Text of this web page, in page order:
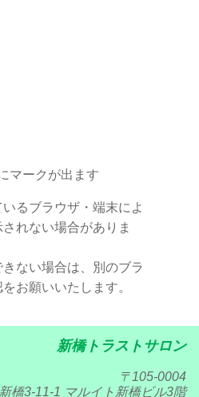
マークが出ます
るブラウザ・端末によ
れない場合がありま
ない場合は、別のブラ
お願いいたします。
新橋トラストサロン
〒105-0004
橋3-11-1 マルイト新橋ビル3階